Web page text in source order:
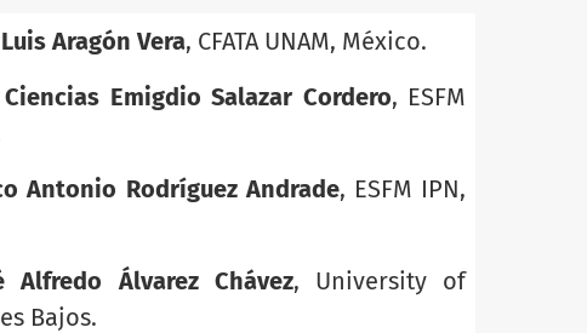
Aragón Vera, CFATA UNAM, México.
Emigdio Salazar Cordero, ESFM
Antonio Rodríguez Andrade, ESFM IPN,
Alfredo Álvarez Chávez, University of
Bajos.